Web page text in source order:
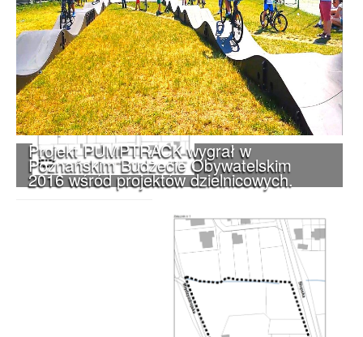
Projekt PUMPTRACK wygrał w
Poznańskim Budżecie Obywatelskim
2016 wśród projektów dzielnicowych.